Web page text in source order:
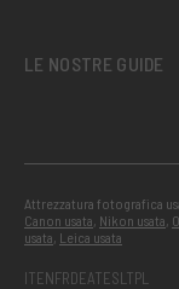
LE NOSTRE GUIDE
Attrezzatura fotografica
Canon usata, Nikon usata,
usata, Leica usata
ITENFRDEATESLTPL